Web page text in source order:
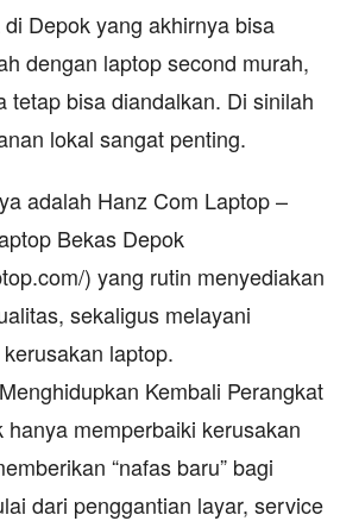
Depok yang akhirnya bisa
dengan laptop second murah,
tetap bisa diandalkan. Di sinilah
lokal sangat penting.
adalah Hanz Com Laptop –
Bekas Depok
) yang rutin menyediakan
sekaligus melayani
laptop.
Kembali Perangkat
memperbaiki kerusakan
“nafas baru” bagi
dari penggantian layar, service